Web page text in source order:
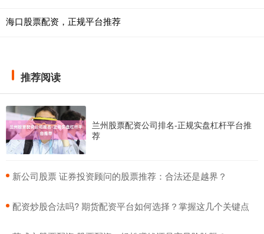
海口股票配资，正规平台推荐
推荐阅读
兰州股票配资公司排名-正规实盘杠杆平台推
荐
​新公司股票 证券投资顾问的股票推荐：合法还是越界？
​配资炒股合法吗? 期货配资平台如何选择？掌握这几个关键点